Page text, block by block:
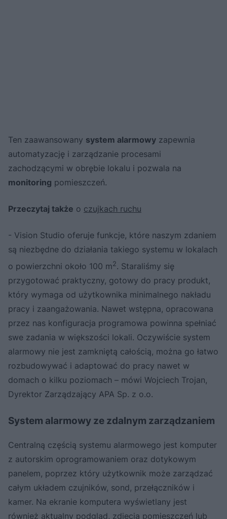
Ten zaawansowany system alarmowy zapewnia
automatyzację i zarządzanie procesami
zachodzącymi w obrębie lokalu i pozwala na
monitoring pomieszczeń.
Przeczytaj także o czujkach ruchu
- Vision Studio oferuje funkcje, które naszym zdaniem
są niezbędne do działania takiego systemu w lokalach
o powierzchni około 100 m2. Staraliśmy się
przygotować praktyczny, gotowy do pracy produkt,
który wymaga od użytkownika minimalnego nakładu
pracy i zaangażowania. Nawet wstępna, opracowana
przez nas konfiguracja programowa powinna spełniać
swe zadania w większości lokali. Oczywiście system
alarmowy nie jest zamkniętą całością, można go łatwo
rozbudowywać i adaptować do pracy nawet w
domach o kilku poziomach – mówi Wojciech Trojan,
Dyrektor Zarządzający APA Sp. z o.o.
System alarmowy ze zdalnym zarządzaniem
Centralną częścią systemu alarmowego jest komputer
z autorskim oprogramowaniem oraz dotykowym
panelem, poprzez który użytkownik może zarządzać
całym układem czujników, sond, przełączników i
kamer. Na ekranie komputera wyświetlany jest
również aktualny podgląd, zdjęcia pomieszczeń lub